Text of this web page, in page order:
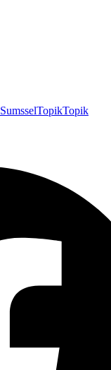
SumsselTopikTopik